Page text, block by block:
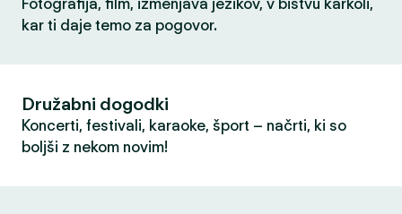
Fotografija, film, izmenjava jezikov, v bistvu karkoli,
kar ti daje temo za pogovor.
Družabni dogodki
Koncerti, festivali, karaoke, šport – načrti, ki so
boljši z nekom novim!